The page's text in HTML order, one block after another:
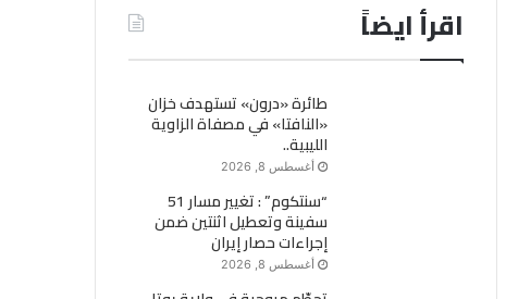
اقرأ ايضاً
طائرة «درون» تستهدف خزان
«النافتا» في مصفاة الزاوية
الليبية..
أغسطس 8, 2026
“سنتكوم” : تغيير مسار 51
سفينة وتعطيل اثنتين ضمن
إجراءات حصار إيران
أغسطس 8, 2026